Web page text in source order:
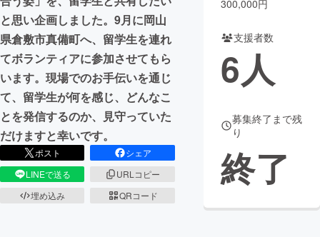
CAMPFIRE for Social Good
CAMPFIRE Creation
CAMPFIREふるさと納税machi-ya コミュニティ
と思い企画しました。9月に岡山
県倉敷市真備町へ、留学生を連れ
てボランティアに参加させてもら
います。現場でのお手伝いを通じ
て、留学生が何を感じ、どんなこ
とを発信するのか、見守っていた
だけますと幸いです。
ポスト
シェア
LINEで送る
URLコピー
埋め込み
QRコード
300,000円
支援者数
6人
募集終了まで残
り
終了